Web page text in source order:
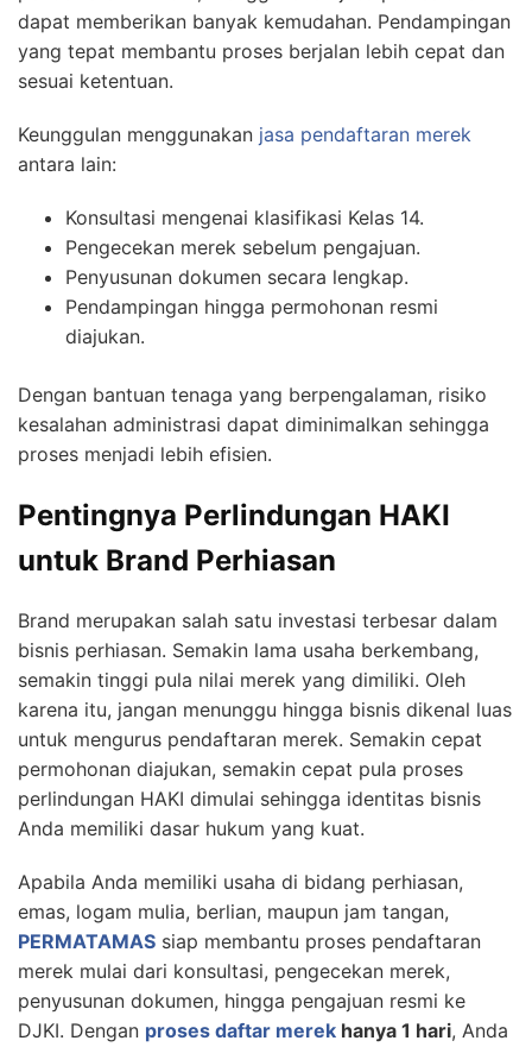
dapat memberikan banyak kemudahan. Pendampingan
yang tepat membantu proses berjalan lebih cepat dan
sesuai ketentuan.
Keunggulan menggunakan jasa pendaftaran merek
antara lain:
Konsultasi mengenai klasifikasi Kelas 14.
Pengecekan merek sebelum pengajuan.
Penyusunan dokumen secara lengkap.
Pendampingan hingga permohonan resmi
diajukan.
Dengan bantuan tenaga yang berpengalaman, risiko
kesalahan administrasi dapat diminimalkan sehingga
proses menjadi lebih efisien.
Pentingnya Perlindungan HAKI
untuk Brand Perhiasan
Brand merupakan salah satu investasi terbesar dalam
bisnis perhiasan. Semakin lama usaha berkembang,
semakin tinggi pula nilai merek yang dimiliki. Oleh
karena itu, jangan menunggu hingga bisnis dikenal luas
untuk mengurus pendaftaran merek. Semakin cepat
permohonan diajukan, semakin cepat pula proses
perlindungan HAKI dimulai sehingga identitas bisnis
Anda memiliki dasar hukum yang kuat.
Apabila Anda memiliki usaha di bidang perhiasan,
emas, logam mulia, berlian, maupun jam tangan,
PERMATAMAS siap membantu proses pendaftaran
merek mulai dari konsultasi, pengecekan merek,
penyusunan dokumen, hingga pengajuan resmi ke
DJKI. Dengan proses daftar merek hanya 1 hari, Anda